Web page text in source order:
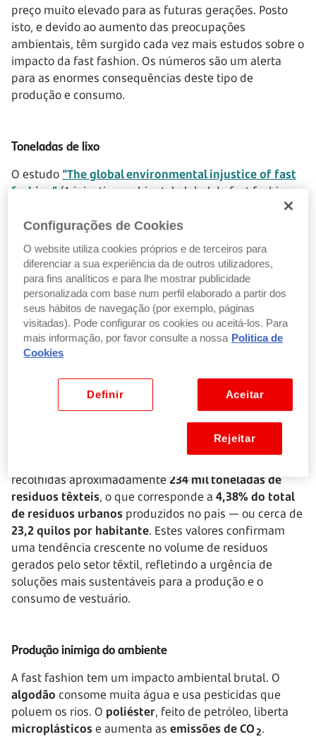
preço muito elevado para as futuras gerações. Posto
isto, e devido ao aumento das preocupações
ambientais, têm surgido cada vez mais estudos sobre o
impacto da fast fashion. Os números são um alerta
para as enormes consequências deste tipo de
produção e consumo.
Toneladas de lixo
O estudo “The global environmental injustice of fast
fashion” (A injustiça ambiental global da fast fashion,
Christine C. Ekenga, apesar de ser de 2018 continua a
ser uma referência importante para compreender os
impactos ambientais da indústria da fast fashion,
sobretudo nos Estados Unidos.
Estima-se que, todos os anos, sejam compradas entre
100 mil milhões de peças de vestuárioem todo o
mundo. Nos EUA, cerca de85% das roupas
descartadas acabam em aterros
uma média decerca de 37 quilos de resíduos têxteis
por pessoa por ano, segundo dados da Agência de
Proteção Ambiental (EPA).
da Agência Portuguesa
recolhidas aproximadamente 234 mil toneladas de
resíduos têxteis, o que corresponde a 4,38% do total
de resíduos urbanos produzidos no país — ou cerca de
23,2 quilos por habitante. Estes valores confirmam
uma tendência crescente no volume de resíduos
gerados pelo setor têxtil, refletindo a urgência de
soluções mais sustentáveis para a produção e o
consumo de vestuário.
Produção inimiga do ambiente
A fast fashion tem um impacto ambiental brutal. O
algodão consome muita água e usa pesticidas que
poluem os rios. O poliéster, feito de petróleo, liberta
microplásticose aumenta as emissões de CO2.
Configurações de Cookies
O website utiliza cookies próprios e de terceiros para
diferenciar a sua experiência da de outros utilizadores,
para fins analíticos e para lhe mostrar publicidade
personalizada com base num perfil elaborado a partir dos
seus hábitos de navegação (por exemplo, páginas
visitadas). Pode configurar os cookies ou aceitá-los. Para
mais informação, por favor consulte a nossa Politica de
Cookies
Aceitar
Definir
Rejeitar